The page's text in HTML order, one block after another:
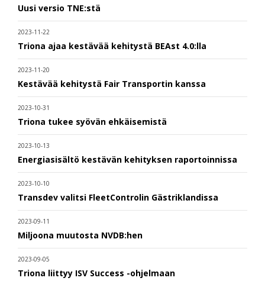
Uusi versio TNE:stä
2023-11-22
Triona ajaa kestävää kehitystä BEAst 4.0:lla
2023-11-20
Kestävää kehitystä Fair Transportin kanssa
2023-10-31
Triona tukee syövän ehkäisemistä
2023-10-13
Energiasisältö kestävän kehityksen raportoinnissa
2023-10-10
Transdev valitsi FleetControlin Gästriklandissa
2023-09-11
Miljoona muutosta NVDB:hen
2023-09-05
Triona liittyy ISV Success -ohjelmaan